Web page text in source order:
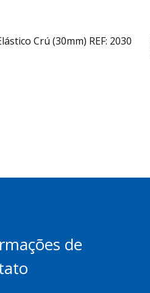
Crú (30mm) REF: 2030
de